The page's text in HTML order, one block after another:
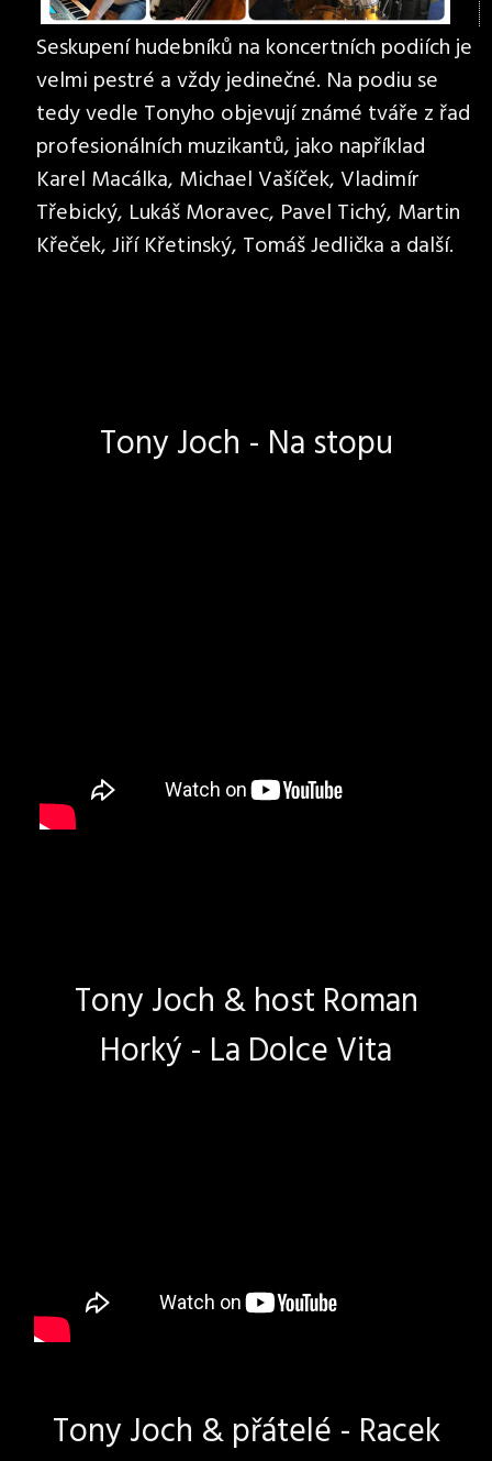
Seskupení hudebníků na koncertních podiích je
velmi pestré a vždy jedinečné. Na podiu se
tedy vedle Tonyho objevují známé tváře z řad
profesionálních muzikantů, jako například
Karel Macálka, Michael Vašíček, Vladimír
Třebický, Lukáš Moravec, Pavel Tichý, Martin
Křeček, Jiří Křetinský, Tomáš Jedlička a další.
Tony Joch - Na stopu
Tony Joch & host Roman
Horký - La Dolce Vita
Tony Joch & přátelé - Racek